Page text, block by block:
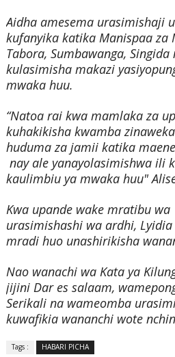
Aidha amesema urasimishaji
kufanyika katika Manispaa za
Tabora, Sumbawanga,
kulasimisha makazi
mwaka huu.
“Natoa rai kwa mamlaka za
kuhakikisha kwamba
huduma za jamii katika
nay ale yanayolasimishwa ili
kaulimbiu ya mwaka huu"
Kwa upande wake mratibu
urasimishashi wa ardhi,
mradi huo unashirikisha
Nao wanachi wa Kata ya
jijini Dar es salaam,
Serikali na wameomba
kuwafikia wananchi wote
Tags : HABARI PICHA